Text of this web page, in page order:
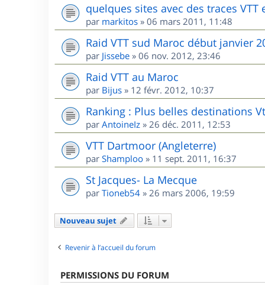
quelques sites avec des traces VTT
par markitos » 06 mars 2011, 11:48
Raid VTT sud Maroc début janvier
par Jissebe » 06 nov. 2012, 23:46
Raid VTT au Maroc
par Bijus » 12 févr. 2012, 10:37
Ranking : Plus belles destinations
par AntoineIz » 26 déc. 2011, 12:53
VTT Dartmoor (Angleterre)
par Shamploo » 11 sept. 2011, 16:37
St Jacques- La Mecque
par Tioneb54 » 26 mars 2006, 19:59
Nouveau sujet
Revenir à l’accueil du forum
PERMISSIONS DU FORUM